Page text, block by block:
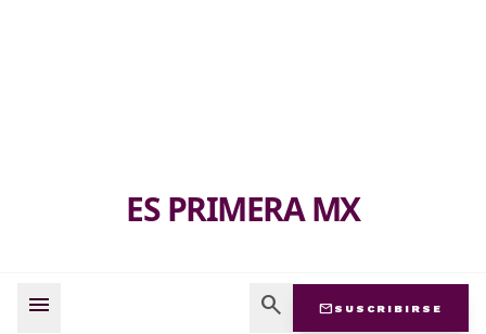
ES PRIMERA MX
menu search mail SUSCRIBIRSE